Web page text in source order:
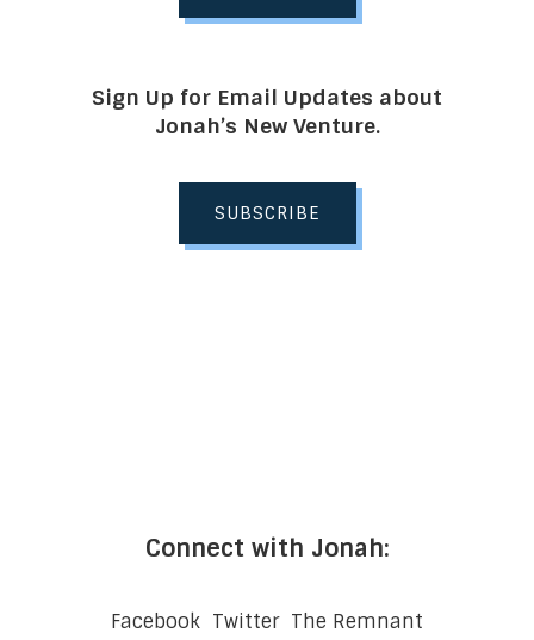
Sign Up for Email Updates about
Jonah’s New Venture.
SUBSCRIBE
Connect with Jonah:
Facebook Twitter The Remnant